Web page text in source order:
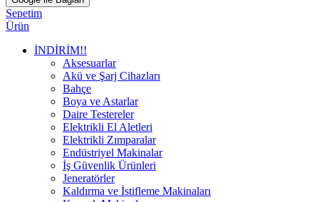
Sepetim
Ürün
İNDİRİM!!
Aksesuarlar
Akü ve Şarj Cihazları
Bahçe
Boya ve Astarlar
Daire Testereler
Elektrikli El Aletleri
Elektrikli Zımparalar
Endüstriyel Makinalar
İş Güvenlik Ürünleri
Jeneratörler
Kaldırma ve İstifleme Makinaları